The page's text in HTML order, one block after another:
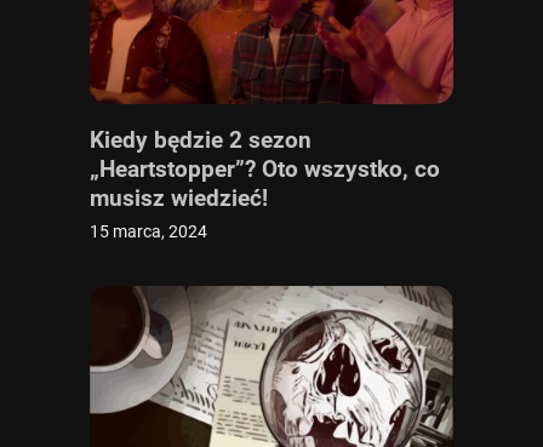
Kiedy będzie 2 sezon
„Heartstopper”? Oto wszystko, co
musisz wiedzieć!
15 marca, 2024